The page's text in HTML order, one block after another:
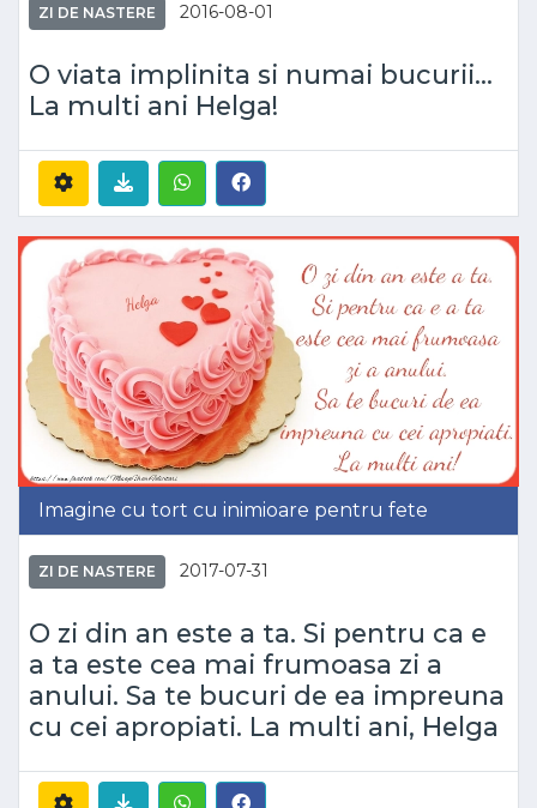
ZI DE NASTERE 2016-08-01
O viata implinita si numai bucurii...
La multi ani Helga!
Imagine cu tort cu inimioare pentru fete
ZI DE NASTERE 2017-07-31
O zi din an este a ta. Si pentru ca e
a ta este cea mai frumoasa zi a
anului. Sa te bucuri de ea impreuna
cu cei apropiati. La multi ani, Helga